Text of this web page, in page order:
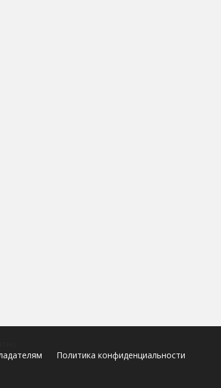
Политика конфиденциальности